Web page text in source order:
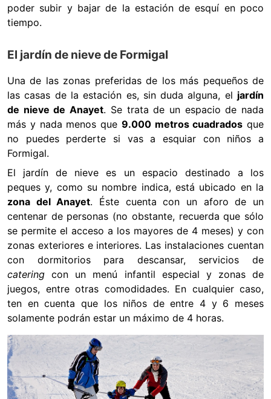
poder subir y bajar de la estación de esquí en poco
tiempo.
El jardín de nieve de Formigal
Una de las zonas preferidas de los más pequeños de
las casas de la estación es, sin duda alguna, el jardín
de nieve de Anayet. Se trata de un espacio de nada
más y nada menos que 9.000 metros cuadrados que
no puedes perderte si vas a esquiar con niños a
Formigal.
El jardín de nieve es un espacio destinado a los
peques y, como su nombre indica, está ubicado en la
zona del Anayet. Éste cuenta con un aforo de un
centenar de personas (no obstante, recuerda que sólo
se permite el acceso a los mayores de 4 meses) y con
zonas exteriores e interiores. Las instalaciones cuentan
con dormitorios para descansar, servicios de
cateringcon un menú infantil especial y zonas de
juegos, entre otras comodidades. En cualquier caso,
ten en cuenta que los niños de entre 4 y 6 meses
solamente podrán estar un máximo de 4 horas.